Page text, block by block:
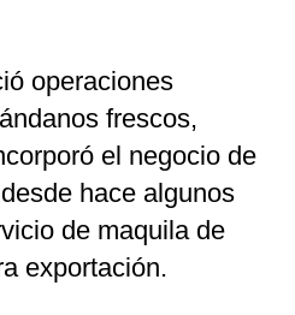
operaciones
frescos,
el negocio de
hace algunos
de maquila de
exportación.